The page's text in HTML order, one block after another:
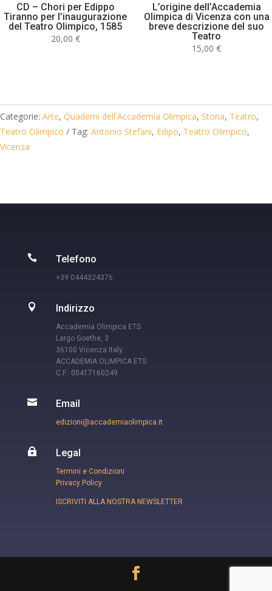
CD – Chori per Edippo
Tiranno per l’inaugurazione
del Teatro Olimpico, 1585
20,00 €
L’origine dell’Accademia
Olimpica di Vicenza con una
breve descrizione del suo
Teatro
15,00€
Categorie: Arte, Quaderni dell'Accademia Olimpica, Storia, Teatro,
Teatro Olimpico
Tag: Antonio Stefani, Edipo, Teatro Olimpico,
Vicenza
 Telefono
+39 0444324376
 Indirizzo
Accademia Olimpica ETS
Largo Goethe, 3
36100 Vicenza Italy
ACCADEMIA OLIMPICA ETS
C.F.: 00417160249
 Email
edizioni@accademiaolimpica.it
 Legal
Termini e Condizioni
Privacy Policy
ISCRIVITI ALLA NOSTRA NEWSLETTER